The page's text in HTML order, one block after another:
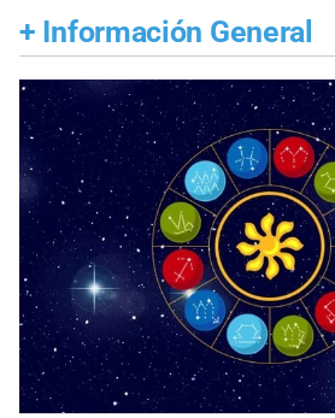
+ Información General